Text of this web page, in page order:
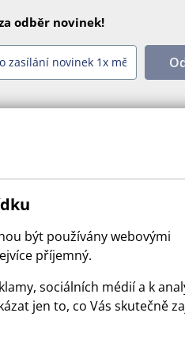
odběr novinek!
vyhrazena
být používány webovými
příjemný.
sociálních médií a k
jen to, co Vás skutečně